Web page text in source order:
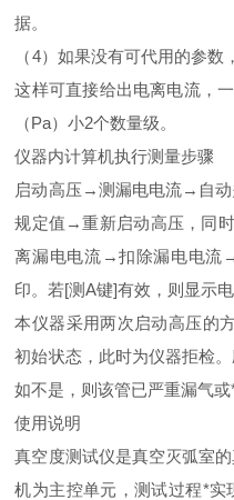
据。
（4）如果没有可代用的参
这样可直接给出电离电流，
（Pa）小2个数量级。
仪器内计算机执行测量步骤
启动高压→测漏电电流→自
规定值→重新启动高压，同
离漏电电流→扣除漏电电流
印。若[测A键]有效，则显示电
本仪器采用两次启动高压的
初始状态，此时为仪器拒检
如不是，则该管已严重漏气或*
使用说明
真空度测试仪是真空灭弧室
机为主控单元，测试过程*实